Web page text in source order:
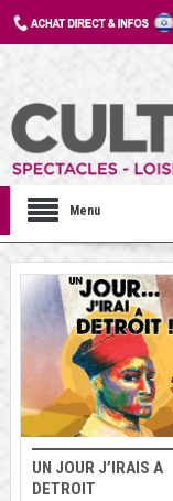
Menu
UN JOUR J’IRAIS A
DETROIT